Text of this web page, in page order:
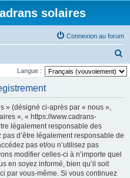
solaires
Connexion au forum
e
Langue :
» (désigné ci-après par « nous »,
», « https://www.cadrans-
légalement responsable des
d’être légalement responsable de
pas et/ou n’utilisez pas
modifier celles-ci à n’importe quel
en soyez informé, bien qu’il soit
par vous-même. Si vous continuez